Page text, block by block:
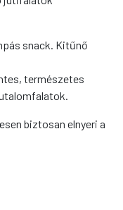
snack. Kitűnő
természetes
biztosan elnyeri a